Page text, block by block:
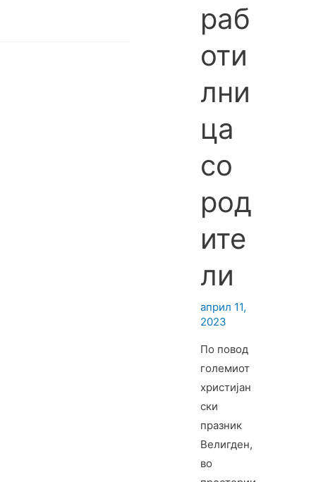
раб
оти
лни
ца
со
род
ите
ли
април 11,
2023
По повод
големиот
христијан
ски
празник
Велигден,
во